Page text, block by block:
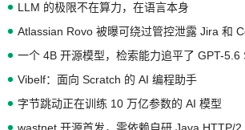
LLM 的极限不在算力，在语言本身
一个 4B 开源模型，检索能力追平了 GPT-
Vibelf：面向 Scratch 的 AI 编程助手
字节跳动正在训练 10 万亿参数的 AI 模型